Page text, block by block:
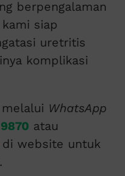
berpengalaman
siap
uretritis
komplikasi
WhatsApp
atau
di website untuk